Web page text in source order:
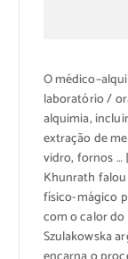
O médico–
laboratório/
alquimia,
extração de
vidro, fornos…[
Khunrath falou
físico-mágico
com o calordo
Szulakowska